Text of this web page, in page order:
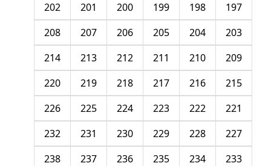
197
198
199
200
201
202
203
204
205
206
207
208
209
210
211
212
213
214
215
216
217
218
219
220
221
222
223
224
225
226
227
228
229
230
231
232
233
234
235
236
237
238